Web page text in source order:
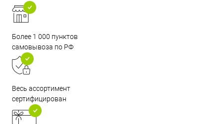
Более 1 000 пунктов
самовывоза по РФ
Весь ассортимент
сертифицирован